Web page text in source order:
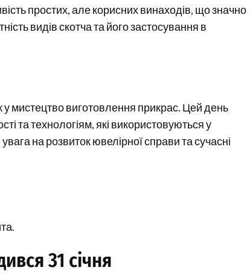
простих, але корисних винаходів, що значно
видів скотча та його застосування в
у мистецтво виготовлення прикрас. Цей день
та технологіям, які використовуються у
на розвиток ювелірної справи та сучасні
31 січня